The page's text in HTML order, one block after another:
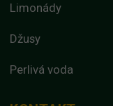
Limonády
Džusy
Perlivá voda